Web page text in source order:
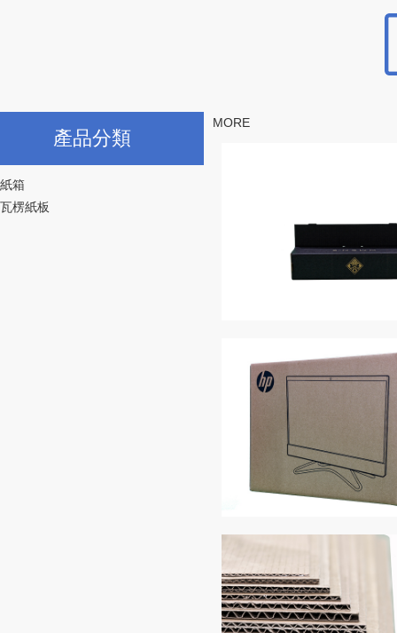
MORE
產品分類
紙箱
瓦楞紙板